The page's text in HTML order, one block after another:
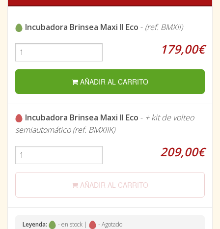
Incubadora Brinsea Maxi II Eco - (ref. BMXII)
179,00€
AÑADIR AL CARRITO
Incubadora Brinsea Maxi II Eco - + kit de volteo
semiautomático (ref. BMXIIK)
209,00€
AÑADIR AL CARRITO
Leyenda: - en stock | - Agotado